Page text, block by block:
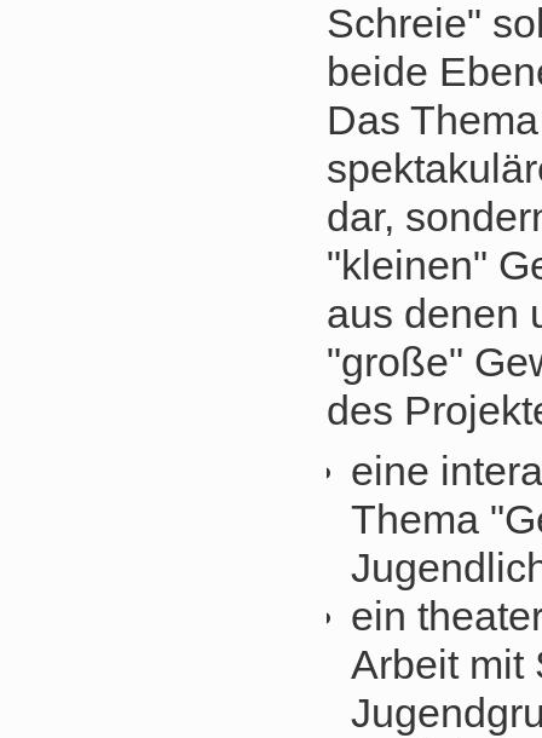
Schreie"
beide
Das
dar,
"kleinen"
aus denen
"große"
des
eine
Thema
ein
Arbeit mit